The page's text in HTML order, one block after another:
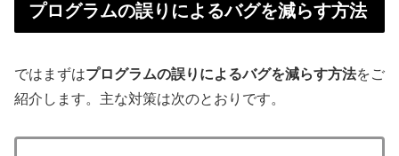
プログラムの誤りによるバグを減らす方法
ではまずはプログラムの誤りによるバグを減らす方法をご
紹介します。主な対策は次のとおりです。